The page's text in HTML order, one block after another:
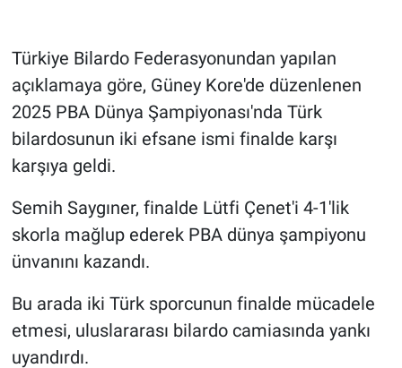
Türkiye Bilardo Federasyonundan yapılan
açıklamaya göre, Güney Kore'de düzenlenen
2025 PBA Dünya Şampiyonası'nda Türk
bilardosunun iki efsane ismi finalde karşı
karşıya geldi.
Semih Saygıner, finalde Lütfi Çenet'i 4-1'lik
skorla mağlup ederek PBA dünya şampiyonu
ünvanını kazandı.
Bu arada iki Türk sporcunun finalde mücadele
etmesi, uluslararası bilardo camiasında yankı
uyandırdı.
Gündem Özel
Günün görüntüsü
Haber
İlan
Kimdir
Koronavirüs
Kültür Sanat